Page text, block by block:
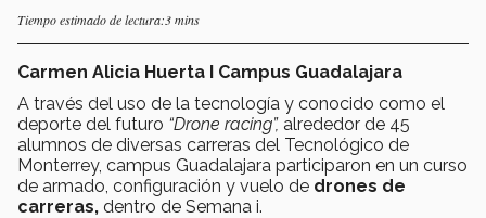
Tiempo estimado de lectura:3 mins
Carmen Alicia Huerta I Campus Guadalajara
A través del uso de la tecnología y conocido como el
deporte del futuro “Drone racing”, alrededor de 45
alumnos de diversas carreras del Tecnológico de
Monterrey, campus Guadalajara participaron en un curso
de armado, configuración y vuelo de drones de
carreras, dentro de Semana i.